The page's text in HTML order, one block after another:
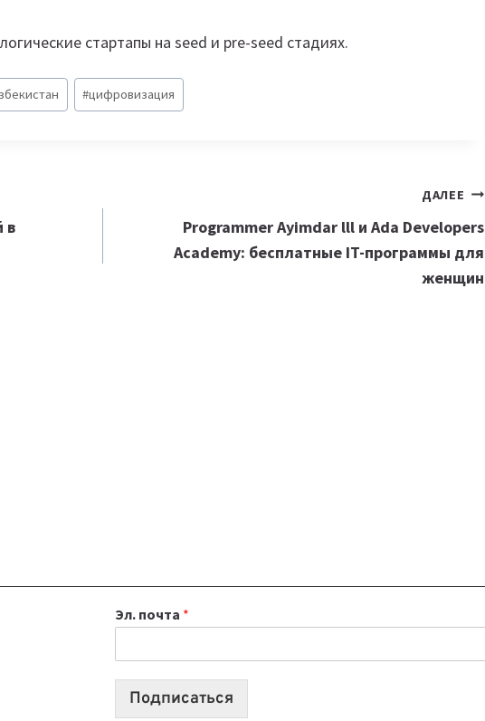
стартапы на seed и pre-seed стадиях.
#цифровизация
в
ДАЛЕЕ
Programmer Ayimdar lll и Ada Developers
Academy: бесплатные IT-программы для
женщин
Эл. почта *
Подписаться